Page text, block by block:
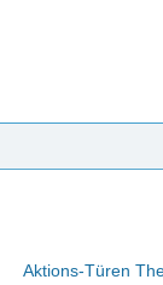
Aktions-Türen